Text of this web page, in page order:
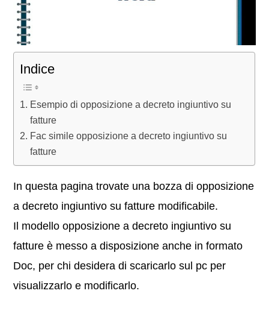
Indice
Esempio di opposizione a decreto ingiuntivo su
fatture
Fac simile opposizione a decreto ingiuntivo su
fatture
In questa pagina trovate una bozza di opposizione
a decreto ingiuntivo su fatture modificabile.
Il modello opposizione a decreto ingiuntivo su
fatture è messo a disposizione anche in formato
Doc, per chi desidera di scaricarlo sul pc per
visualizzarlo e modificarlo.